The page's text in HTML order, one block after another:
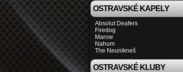
OSTRAVSKÉ KAPELY
Absolut Deafers
Firedog
Marow
Nahum
The Neunikneš
OSTRAVSKÉ KLUBY